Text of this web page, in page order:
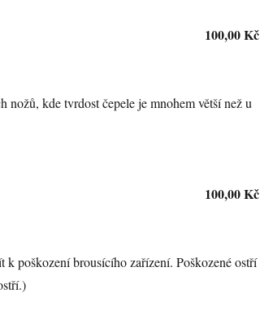
100,00 Kč
kde tvrdost čepele je mnohem větší než u
100,00 Kč
poškození brousícího zařízení. Poškozené ostří